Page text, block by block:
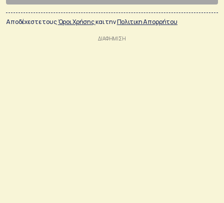
Αποδέχεστε τουςΌροι Χρήσηςκαι τηνΠολιτικη Απορρήτου